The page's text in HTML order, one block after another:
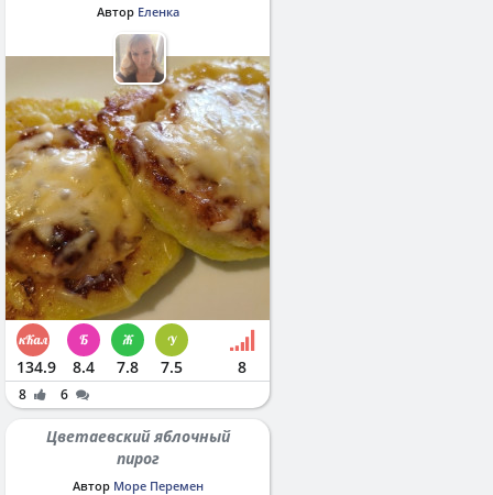
Автор Еленка
134.9 8.4 7.8 7.5 8
8 6
Цветаевский яблочный
пирог
Автор Море Перемен